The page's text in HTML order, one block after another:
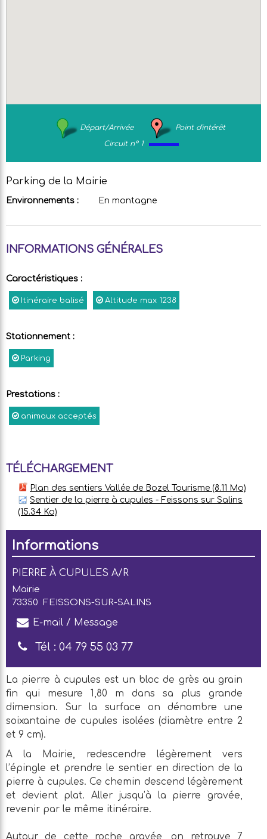
Départ/Arrivée
Point d'intérêt
Circuit n° 1
Parking de la Mairie
Environnements : En montagne
INFORMATIONS GÉNÉRALES
Caractéristiques :
Itinéraire balisé Altitude max 1238
Stationnement :
Parking
Prestations :
animaux acceptés
TÉLÉCHARGEMENT
Plan des sentiers Vallée de Bozel Tourisme (8.11 Mo)
Sentier de la pierre à cupules - Feissons sur Salins
(15.34 Ko)
Informations
PIERRE À CUPULES A/R
Mairie
73350 FEISSONS-SUR-SALINS
E-mail / Message
Tél : 04 79 55 03 77
La pierre à cupules est un bloc de grès au grain
fin qui mesure 1,80 m dans sa plus grande
dimension. Sur la surface on dénombre une
soixantaine de cupules isolées (diamètre entre 2
et 9 cm).
A la Mairie, redescendre légèrement vers
l’épingle et prendre le sentier en direction de la
pierre à cupules. Ce chemin descend légèrement
et devient plat. Aller jusqu’à la pierre gravée,
revenir par le même itinéraire.
Autour de cette roche gravée, on retrouve 7